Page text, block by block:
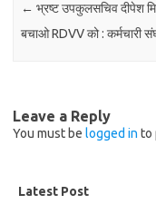
← भ्रष्ट उपकुलसचिव दीपेश
बचाओ RDVV को : कर्मचारी
Leave a Reply
You must be logged in to
Latest Post